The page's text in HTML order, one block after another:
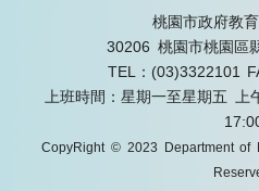
桃園市政府教
30206 桃園市桃園區
TEL：(03)3322101
上班時間：星期一至星期五
CopyRight © 2023 Department of